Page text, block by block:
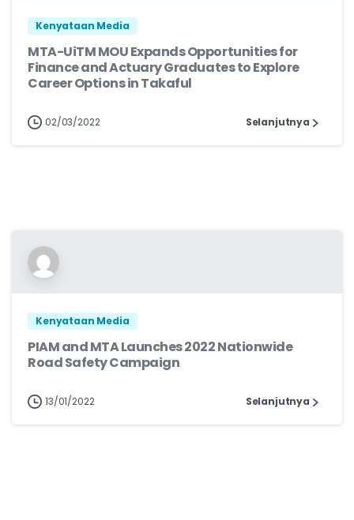
Kenyataan Media
MTA-UiTM MOU Expands Opportunities for
Finance and Actuary Graduates to Explore
Career Options in Takaful
02/03/2022 Selanjutnya
Kenyataan Media
PIAM and MTA Launches 2022 Nationwide
Road Safety Campaign
13/01/2022 Selanjutnya